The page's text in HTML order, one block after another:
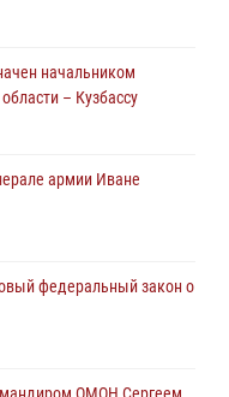
имущество
и защитили
начальником
– Кузбассу
армии Иване
федеральный закон о